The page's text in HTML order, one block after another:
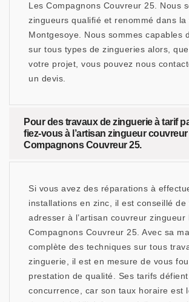
Les Compagnons Couvreur 25. Nous
zingueurs qualifié et renommé dans la
Montgesoye. Nous sommes capables
sur tous types de zingueries alors,
votre projet, vous pouvez nous
un devis.
Pour des travaux de zinguerie à tarif
fiez-vous à l’artisan zingueur
Compagnons Couvreur 25.
Si vous avez des réparations à
installations en zinc, il est conseillé de
adresser à l’artisan couvreur zingueur
Compagnons Couvreur 25. Avec sa
complète des techniques sur tous
zinguerie, il est en mesure de vous
prestation de qualité. Ses tarifs
concurrence, car son taux horaire est